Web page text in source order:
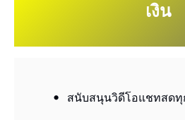
เงิน
สนับสนุนวิดีโอแชทสด